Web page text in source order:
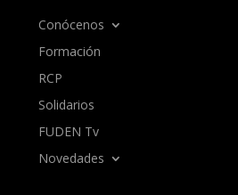
Conócenos
Formación
RCP
Solidarios
FUDEN Tv
Novedades